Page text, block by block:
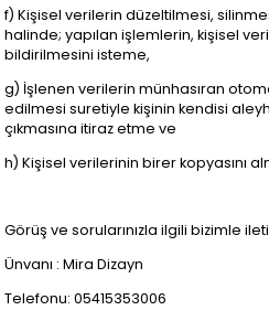
f) Kişisel verilerin düzeltilmesi,
halinde; yapılan işlemlerin, kişisel
bildirilmesini isteme,
g) İşlenen verilerin münhasıran
edilmesi suretiyle kişinin kendisi
çıkmasına itiraz etme ve
h) Kişisel verilerinin birer kopyasını
Görüş ve sorularınızla ilgili bizimle
Ünvanı : Mira Dizayn
Telefonu: 05415353006